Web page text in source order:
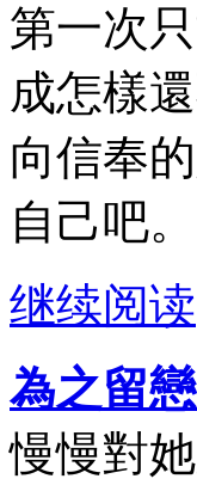
第一次
成怎樣
向信奉
自己吧
继续阅读
為之留
慢慢對